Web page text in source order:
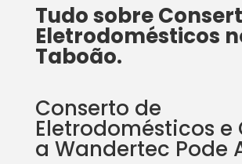
Tudo sobre
Eletrodomésticos
Taboão.
Conserto de
Eletrodomésticos e
a Wandertec Pode